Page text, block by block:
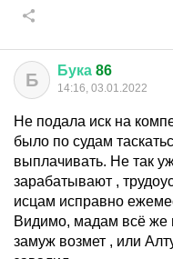
Б Бука 86
14:16, 03.01.2022
Не подала иск на
было по судам
выплачивать. Не так
зарабатывают ,
исцам исправно
Видимо, мадам всё же
замуж возмет , или